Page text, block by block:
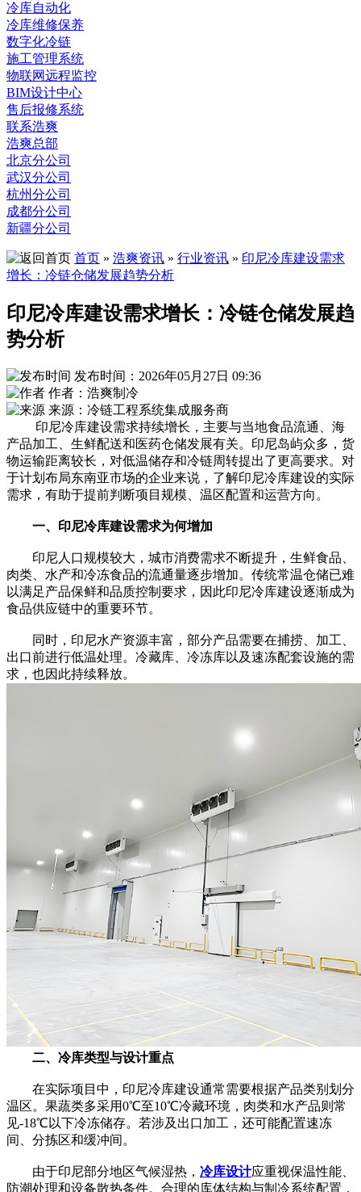
冷库自动化
冷库维修保养
数字化冷链
施工管理系统
物联网远程监控
BIM设计中心
售后报修系统
联系浩爽
浩爽总部
北京分公司
武汉分公司
杭州分公司
成都分公司
新疆分公司
首页 » 浩爽资讯 » 行业资讯 » 印尼冷库建设需求
增长：冷链仓储发展趋势分析
印尼冷库建设需求增长：冷链仓储发展趋
势分析
发布时间：2026年05月27日 09:36
作者：浩爽制冷
来源：冷链工程系统集成服务商
印尼冷库建设需求持续增长，主要与当地食品流通、海
产品加工、生鲜配送和医药仓储发展有关。印尼岛屿众多，货
物运输距离较长，对低温储存和冷链周转提出了更高要求。对
于计划布局东南亚市场的企业来说，了解印尼冷库建设的实际
需求，有助于提前判断项目规模、温区配置和运营方向。
一、印尼冷库建设需求为何增加
印尼人口规模较大，城市消费需求不断提升，生鲜食品、
肉类、水产和冷冻食品的流通量逐步增加。传统常温仓储已难
以满足产品保鲜和品质控制要求，因此印尼冷库建设逐渐成为
食品供应链中的重要环节。
同时，印尼水产资源丰富，部分产品需要在捕捞、加工、
出口前进行低温处理。冷藏库、冷冻库以及速冻配套设施的需
求，也因此持续释放。
二、冷库类型与设计重点
在实际项目中，印尼冷库建设通常需要根据产品类别划分
温区。果蔬类多采用0℃至10℃冷藏环境，肉类和水产品则常
见-18℃以下冷冻储存。若涉及出口加工，还可能配置速冻
间、分拣区和缓冲间。
由于印尼部分地区气候湿热， 冷库设计应重视保温性能、
防潮处理和设备散热条件。合理的库体结构与制冷系统配置，